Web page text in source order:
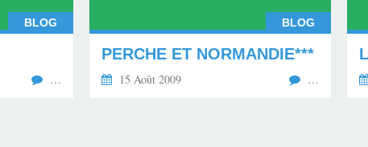
BLOG
…
BLOG
PERCHE ET NORMANDIE***
15 Août 2009 …